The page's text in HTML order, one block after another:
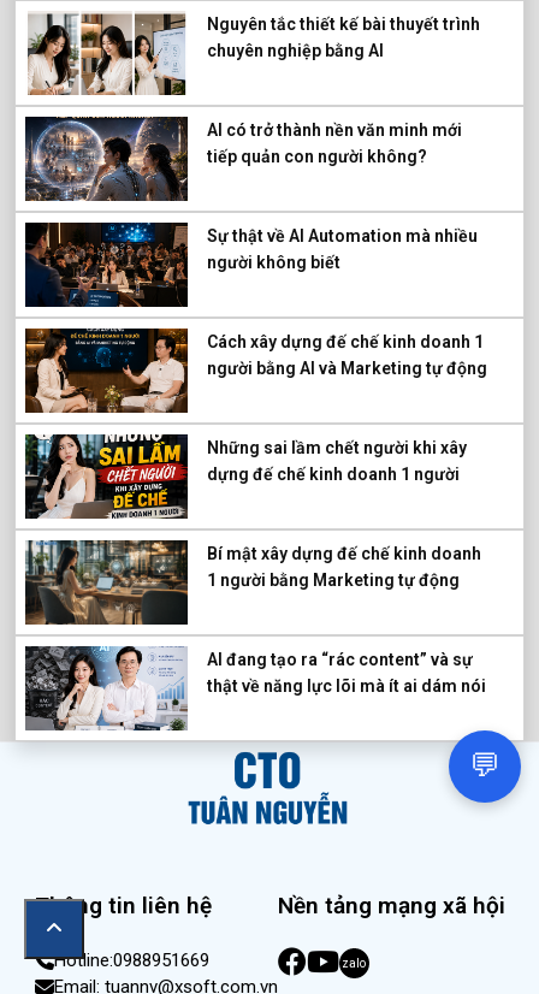
Nguyên tắc thiết kế bài thuyết trình
chuyên nghiệp bằng AI
AI có trở thành nền văn minh mới
tiếp quản con người không?
Sự thật về AI Automation mà nhiều
người không biết
Cách xây dựng đế chế kinh doanh 1
người bằng AI và Marketing tự động
Những sai lầm chết người khi xây
dựng đế chế kinh doanh 1 người
Bí mật xây dựng đế chế kinh doanh
1 người bằng Marketing tự động
AI đang tạo ra “rác content” và sự
thật về năng lực lõi mà ít ai dám nói
Thông tin liên hệ
Hotline:0988951669
Email: tuannv@xsoft.com.vn
Nền tảng mạng xã hội
zalo
💬